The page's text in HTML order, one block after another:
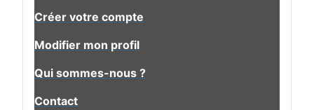
Créer votre compte
Modifier mon profil
Qui sommes-nous ?
Contact